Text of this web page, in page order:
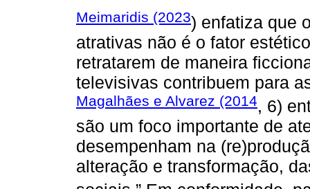
Meimaridis (2023) enfatiza que
atrativas não é o fator
retratarem de maneira
televisivas contribuem para
Magalhães e Alvarez (2014, 6)
são um foco importante de
desempenham na
alteração e transformação,